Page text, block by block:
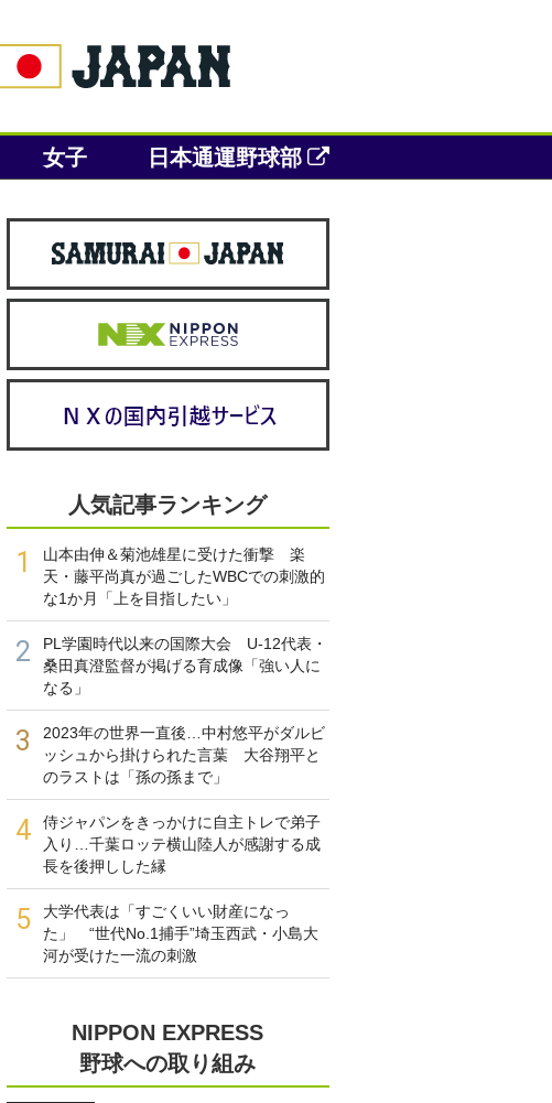
女子 日本通運野球部
人気記事ランキング
1
山本由伸＆菊池雄星に受けた衝撃 楽
天・藤平尚真が過ごしたWBCでの刺激的
な1か月「上を目指したい」
2
PL学園時代以来の国際大会 U-12代表・
桑田真澄監督が掲げる育成像「強い人に
なる」
3
2023年の世界一直後…中村悠平がダルビ
ッシュから掛けられた言葉 大谷翔平と
のラストは「孫の孫まで」
4
侍ジャパンをきっかけに自主トレで弟子
入り…千葉ロッテ横山陸人が感謝する成
長を後押しした縁
5
大学代表は「すごくいい財産になっ
た」 “世代No.1捕手”埼玉西武・小島大
河が受けた一流の刺激
NIPPON EXPRESS
野球への取り組み